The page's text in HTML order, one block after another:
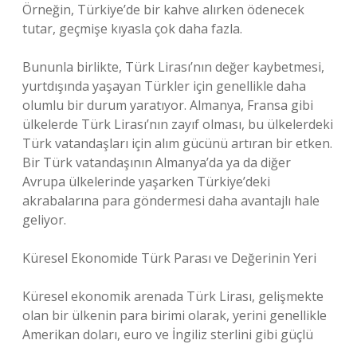
Örneğin, Türkiye’de bir kahve alırken ödenecek
tutar, geçmişe kıyasla çok daha fazla.
Bununla birlikte, Türk Lirası’nın değer kaybetmesi,
yurtdışında yaşayan Türkler için genellikle daha
olumlu bir durum yaratıyor. Almanya, Fransa gibi
ülkelerde Türk Lirası’nın zayıf olması, bu ülkelerdeki
Türk vatandaşları için alım gücünü artıran bir etken.
Bir Türk vatandaşının Almanya’da ya da diğer
Avrupa ülkelerinde yaşarken Türkiye’deki
akrabalarına para göndermesi daha avantajlı hale
geliyor.
Küresel Ekonomide Türk Parası ve Değerinin Yeri
Küresel ekonomik arenada Türk Lirası, gelişmekte
olan bir ülkenin para birimi olarak, yerini genellikle
Amerikan doları, euro ve İngiliz sterlini gibi güçlü